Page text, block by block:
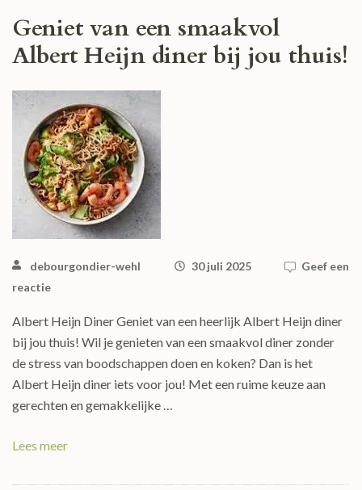
Geniet van een smaakvol
Albert Heijn diner bij jou thuis!
debourgondier-wehl 30 juli 2025
Geef een
reactie
Albert Heijn Diner Geniet van een heerlijk Albert Heijn diner
bij jou thuis! Wil je genieten van een smaakvol diner zonder
de stress van boodschappen doen en koken? Dan is het
Albert Heijn diner iets voor jou! Met een ruime keuze aan
gerechten en gemakkelijke …
Lees meer